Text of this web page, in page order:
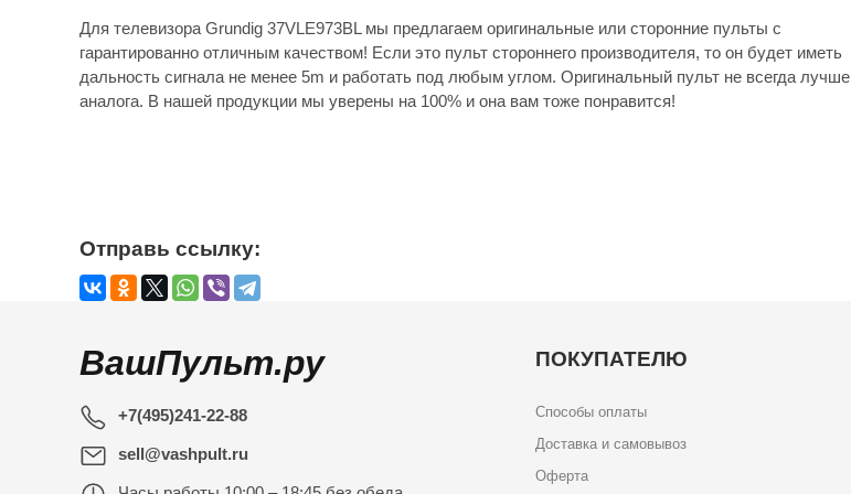
Для телевизора Grundig 37VLE973BL мы предлагаем оригинальные или сторонние пульты с
гарантированно отличным качеством! Если это пульт стороннего производителя, то он будет иметь
дальность сигнала не менее 5m и работать под любым углом. Оригинальный пульт не всегда лучше
аналога. В нашей продукции мы уверены на 100% и она вам тоже понравится!
Отправь ссылку:
ВашПульт.ру
+7(495)241-22-88
sell@vashpult.ru
ПОКУПАТЕЛЮ
Способы оплаты
Доставка и самовывоз
Оферта